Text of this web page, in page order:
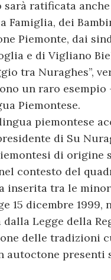
ratificata
Famiglia, dei
Piemonte, dai
e di Vigliano
tra Nuraghes”,
un raro
Piemontese.
piemontese
di Su
di origine
contesto del
inserita tra le
15 dicembre 1999,
Legge della
delle tradizioni
presenti